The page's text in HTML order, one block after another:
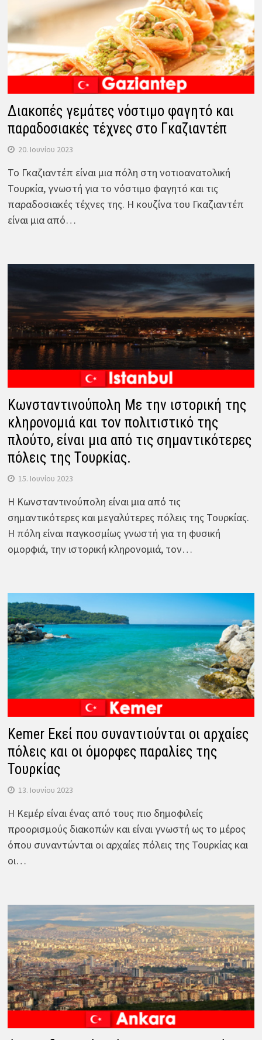
Διακοπές γεμάτες νόστιμο φαγητό και
παραδοσιακές τέχνες στο Γκαζιαντέπ
20. Ιουνίου 2023
Το Γκαζιαντέπ είναι μια πόλη στη νοτιοανατολική
Τουρκία, γνωστή για το νόστιμο φαγητό και τις
παραδοσιακές τέχνες της. Η κουζίνα του Γκαζιαντέπ
είναι μια από…
Κωνσταντινούπολη Με την ιστορική της
κληρονομιά και τον πολιτιστικό της
πλούτο, είναι μια από τις σημαντικότερες
πόλεις της Τουρκίας.
15. Ιουνίου 2023
Η Κωνσταντινούπολη είναι μια από τις
σημαντικότερες και μεγαλύτερες πόλεις της Τουρκίας.
Η πόλη είναι παγκοσμίως γνωστή για τη φυσική
ομορφιά, την ιστορική κληρονομιά, τον…
Kemer Εκεί που συναντιούνται οι αρχαίες
πόλεις και οι όμορφες παραλίες της
Τουρκίας
13. Ιουνίου 2023
Η Κεμέρ είναι ένας από τους πιο δημοφιλείς
προορισμούς διακοπών και είναι γνωστή ως το μέρος
όπου συναντώνται οι αρχαίες πόλεις της Τουρκίας και
οι…